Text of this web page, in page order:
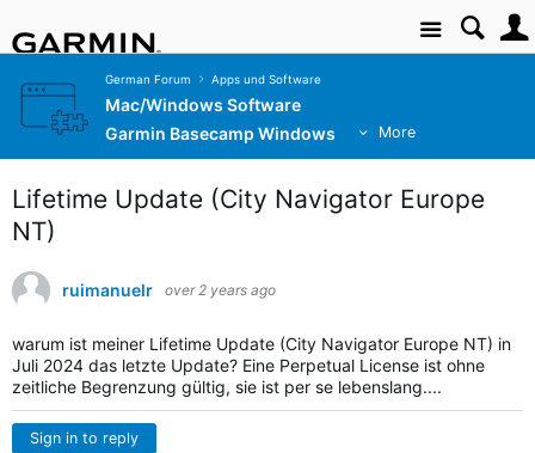
Site
German Forum Apps und Software
Mac/Windows Software
Garmin Basecamp Windows
More
Lifetime Update (City Navigator Europe
NT)
ruimanuelr over 2 years ago
warum ist meiner Lifetime Update (City Navigator Europe NT) in
Juli 2024 das letzte Update? Eine Perpetual License ist ohne
zeitliche Begrenzung gültig, sie ist per se lebenslang....
Sign in to reply